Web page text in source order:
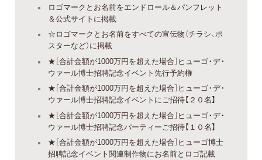
ロゴマークとお名前をエンドロール＆パンフレット
＆公式サイトに掲載
☆ロゴマークとお名前をすべての宣伝物（チラシ、ポ
スターなど）に掲載
★［合計金額が1000万円を超えた場合］ヒューゴ・デ・
ウァール博士招聘記念イベント先行予約権
★［合計金額が1000万円を超えた場合］ヒューゴ・デ・
ウァール博士招聘記念イベントにご招待【２０名】
★［合計金額が1000万円を超えた場合］ヒューゴ・デ・
ウァール博士招聘記念パーティーご招待【１０名】
★［合計金額が1000万円を超えた場合］ヒューゴ博士
招聘記念イベント関連制作物にお名前とロゴ記載